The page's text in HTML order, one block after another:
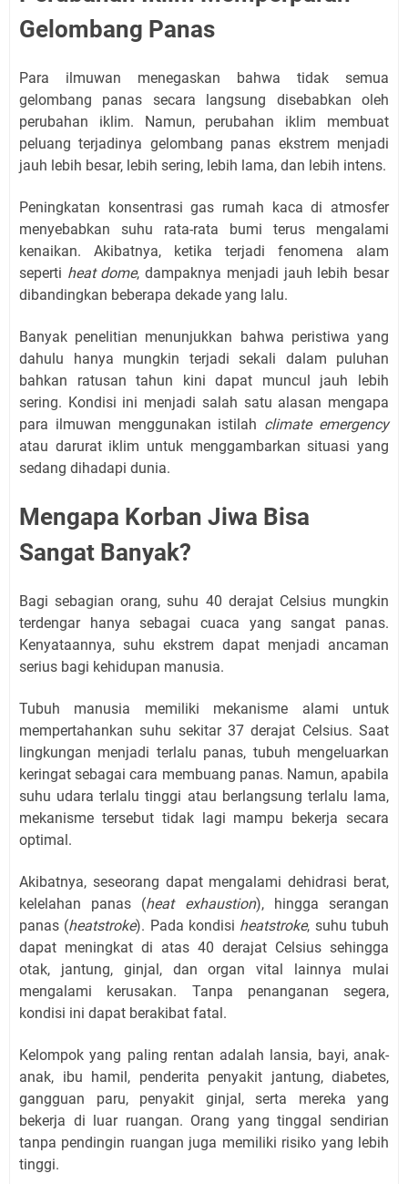
Gelombang Panas
Para ilmuwan menegaskan bahwa tidak semua
gelombang panas secara langsung disebabkan oleh
perubahan iklim. Namun, perubahan iklim membuat
peluang terjadinya gelombang panas ekstrem menjadi
jauh lebih besar, lebih sering, lebih lama, dan lebih intens.
Peningkatan konsentrasi gas rumah kaca di atmosfer
menyebabkan suhu rata-rata bumi terus mengalami
kenaikan. Akibatnya, ketika terjadi fenomena alam
seperti heat dome, dampaknya menjadi jauh lebih besar
dibandingkan beberapa dekade yang lalu.
Banyak penelitian menunjukkan bahwa peristiwa yang
dahulu hanya mungkin terjadi sekali dalam puluhan
bahkan ratusan tahun kini dapat muncul jauh lebih
sering. Kondisi ini menjadi salah satu alasan mengapa
para ilmuwan menggunakan istilah climate emergency
atau darurat iklim untuk menggambarkan situasi yang
sedang dihadapi dunia.
Mengapa Korban Jiwa Bisa
Sangat Banyak?
Bagi sebagian orang, suhu 40 derajat Celsius mungkin
terdengar hanya sebagai cuaca yang sangat panas.
Kenyataannya, suhu ekstrem dapat menjadi ancaman
serius bagi kehidupan manusia.
Tubuh manusia memiliki mekanisme alami untuk
mempertahankan suhu sekitar 37 derajat Celsius. Saat
lingkungan menjadi terlalu panas, tubuh mengeluarkan
keringat sebagai cara membuang panas. Namun, apabila
suhu udara terlalu tinggi atau berlangsung terlalu lama,
mekanisme tersebut tidak lagi mampu bekerja secara
optimal.
Akibatnya, seseorang dapat mengalami dehidrasi berat,
kelelahan panas (heat exhaustion), hingga serangan
panas (heatstroke). Pada kondisi heatstroke, suhu tubuh
dapat meningkat di atas 40 derajat Celsius sehingga
otak, jantung, ginjal, dan organ vital lainnya mulai
mengalami kerusakan. Tanpa penanganan segera,
kondisi ini dapat berakibat fatal.
Kelompok yang paling rentan adalah lansia, bayi, anak-
anak, ibu hamil, penderita penyakit jantung, diabetes,
gangguan paru, penyakit ginjal, serta mereka yang
bekerja di luar ruangan. Orang yang tinggal sendirian
tanpa pendingin ruangan juga memiliki risiko yang lebih
tinggi.